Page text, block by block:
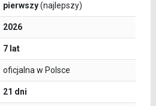
pierwszy(najlepszy)
2026
7 lat
oficjalna w Polsce
21 dni